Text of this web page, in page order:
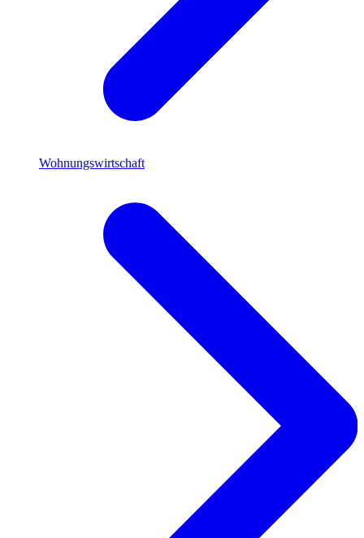
Wohnungswirtschaft